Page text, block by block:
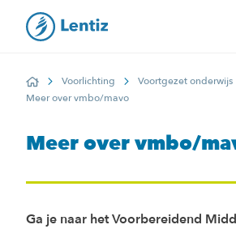
HomeVoorlichting
Voortgezet onderwijs
Meer over vmbo/mavo
Meer over vmbo/
Ga je naar het Voorbereidend